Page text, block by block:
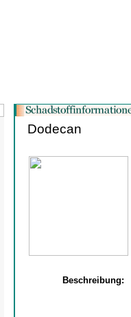
Dodecan
Beschreibung: